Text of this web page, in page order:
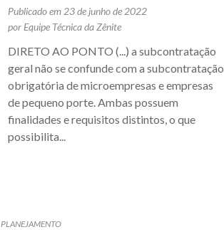
Publicado em 23 de junho de 2022
por Equipe Técnica da Zênite
DIRETO AO PONTO (...) a subcontratação
geral não se confunde com a subcontratação
obrigatória de microempresas e empresas
de pequeno porte. Ambas possuem
finalidades e requisitos distintos, o que
possibilita...
PLANEJAMENTO